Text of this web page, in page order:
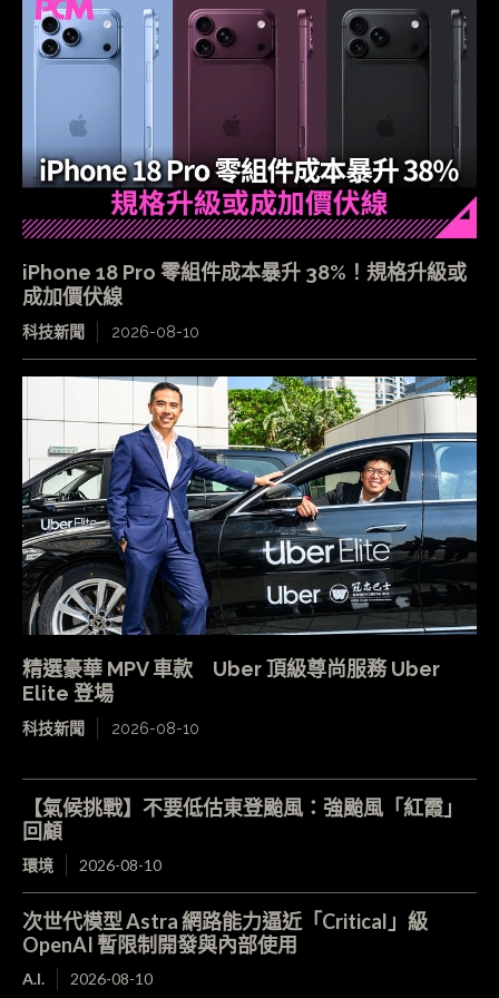
iPhone 18 Pro 零組件成本暴升 38%！規格升級或
成加價伏線
科技新聞 2026-08-10
精選豪華 MPV 車款 Uber 頂級尊尚服務 Uber
Elite 登場
科技新聞 2026-08-10
【氣候挑戰】不要低估東登颱風：強颱風「紅霞」
回顧
環境 2026-08-10
次世代模型 Astra 網路能力逼近「Critical」級
OpenAI 暫限制開發與內部使用
A.I. 2026-08-10